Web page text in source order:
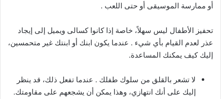
أو ممارسة الموسيقى أو حتى اللعب .
تحفيز الأطفال ليس سهلاً، خاصة إذا كانوا كسالى ويميل إلى إيجاد
عذر لعدم القيام بأي شيء . عندما يكون ابنك أو ابنتك غير متحمسين،
إليك كيف يمكنك المساعدة.
لا تشعر بالقلق من سلوك طفلك . عندما تفعل ذلك، قد ينظر
إليك على أنك انتهازي، وهذا يمكن أن يشجعهم على مقاومتك.